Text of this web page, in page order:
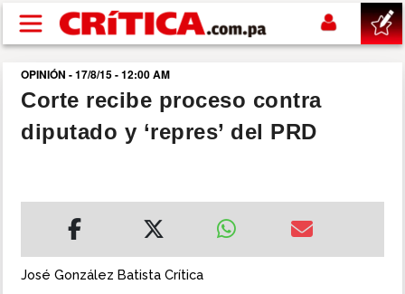
Pasar al contenido principal
buscar
SUCESOS
POLÍTICA
SHOW
OPINIÓN - 17/8/15 - 12:00 AM
Corte recibe proceso contra
diputado y ‘repres’ del PRD
José González Batista Crítica